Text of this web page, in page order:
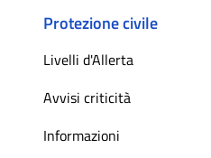
Protezione civile
Livelli d'Allerta
Avvisi criticità
Informazioni